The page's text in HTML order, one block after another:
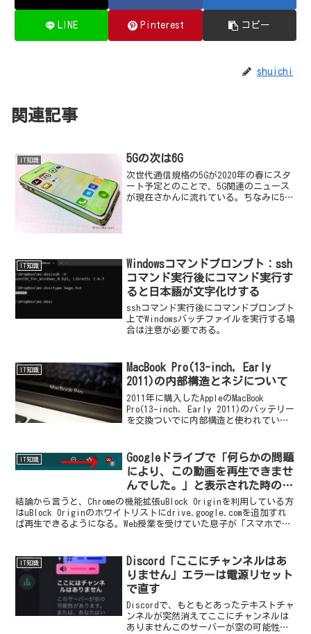
LINE Pinterest コピー
shuichi
関連記事
IT知識 5Gの次は6G
次世代通信規格の5Gが2020年の春にスタ
ート予定とのことで、5G関連のニュース
が現在さかんに流れている。ちなみに5G
IT知識
Windowsコマンドプロンプト：ssh
コマンド実行後にコマンド実行す
ると日本語が文字化けする
sshコマンド実行後にコマンドプロンプト
上でWindowsバッチファイルを実行する場
合は注意が必要である。
IT知識
MacBook Pro(13-inch, Early
2011)の内部構造とネジについて
2011年に購入したAppleのMacBook
Pro(13-inch, Early 2011)のバッテリー
を交換ついでに内部構造と使われている
外れます。ネジは...
IT知識
Googleドライブで「何らかの問題
により、この動画を再生できませ
んでした。」と表示された時の対
処法
結論から言うと、Chromeの機能拡張uBlock Originを利用している方
はuBlock Originのホワイトリストにdrive.google.comを追加すれ
ば再生できるようになる。Web授業を受けていた息子が「スマホでは
IT知識
Discord「ここにチャンネルはあ
りません」エラーは電源リセット
で直す
Discordで、もともとあったテキストチャ
ンネルが突然消えてここにチャンネルは
ありませんこのサーバーが空の可能性が